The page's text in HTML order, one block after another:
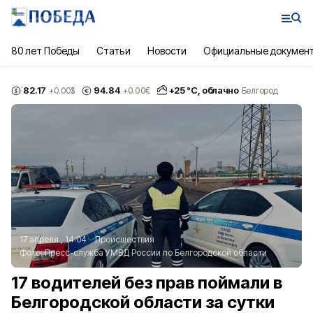
80 лет Победы Статьи Новости Официальные
82.17 +0.00$ 94.84 +0.00€ +25°С, облачно Белгород
17 апреля , 14:04
Происшествия
Фото:Пресс-служба УМВД России по Белгородской области
17 водителей без прав поймали в
Белгородской области за сутки